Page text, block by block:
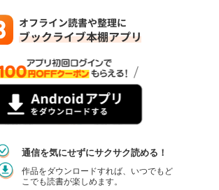
通信を気にせずにサクサク読める！
作品をダウンロードすれば、いつでもど
こでも読書が楽しめます。